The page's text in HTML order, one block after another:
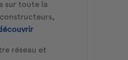
sur toute la
réseau et